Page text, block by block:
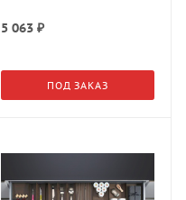
5 063₽
ПОД ЗАКАЗ